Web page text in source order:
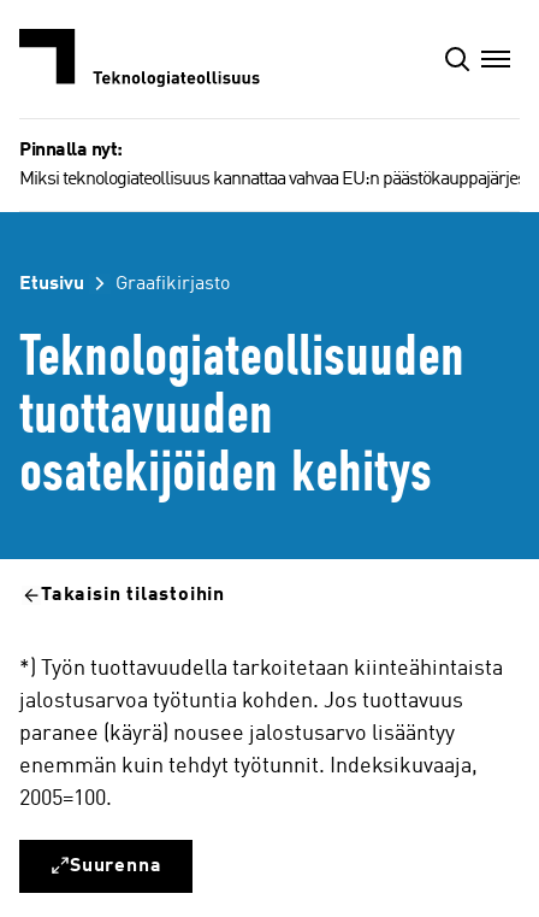
Pinnalla nyt:
Miksi teknologiateollisuus kannattaa vahvaa EU:n
Etusivu Graafikirjasto
Teknologiateollisuuden
tuottavuuden
osatekijöiden kehitys
Takaisin tilastoihin
*) Työn tuottavuudella tarkoitetaan kiinteähintaista
jalostusarvoa työtuntia kohden. Jos tuottavuus
paranee (käyrä) nousee jalostusarvo lisääntyy
enemmän kuin tehdyt työtunnit. Indeksikuvaaja,
2005=100.
Suurenna